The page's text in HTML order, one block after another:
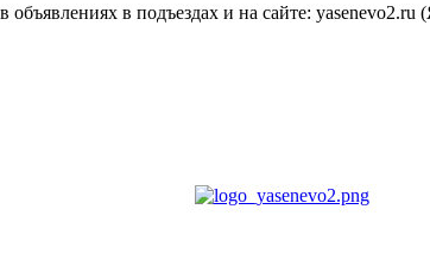
в подъездах и на сайте: yasenevo2.ru